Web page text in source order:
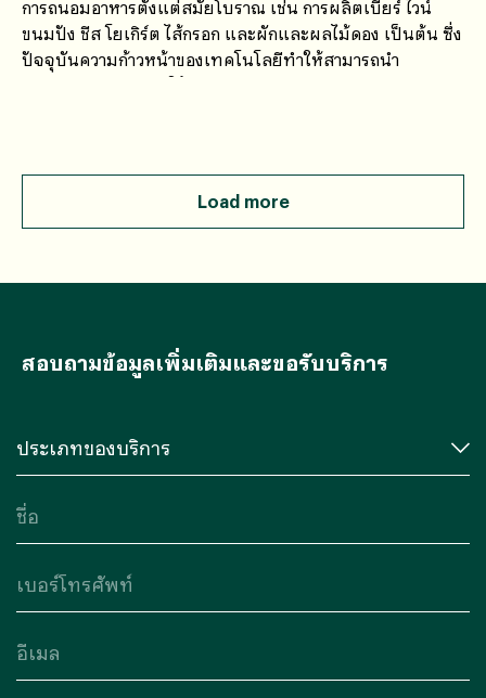
การถนอมอาหารตั้งแต่สมัยโบราณ เช่น การผลิตเบียร์ ไวน์
ขนมปัง ชีส โยเกิร์ต ไส้กรอก และผักและผลไม้ดอง เป็นต้น ซึ่ง
ปัจจุบันความก้าวหน้าของเทคโนโลยีทำให้สามารถนำ
จุลินทรีย์บางชนิดมาใช้การผลิตอาหารบางอย่าง
Load more
สอบถามข้อมูลเพิ่มเติมและขอรับบริการ